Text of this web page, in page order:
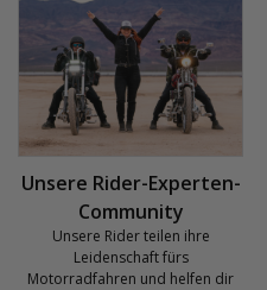
Unsere Rider-Experten-
Community
Unsere Rider teilen ihre
Leidenschaft fürs
Motorradfahren und helfen dir